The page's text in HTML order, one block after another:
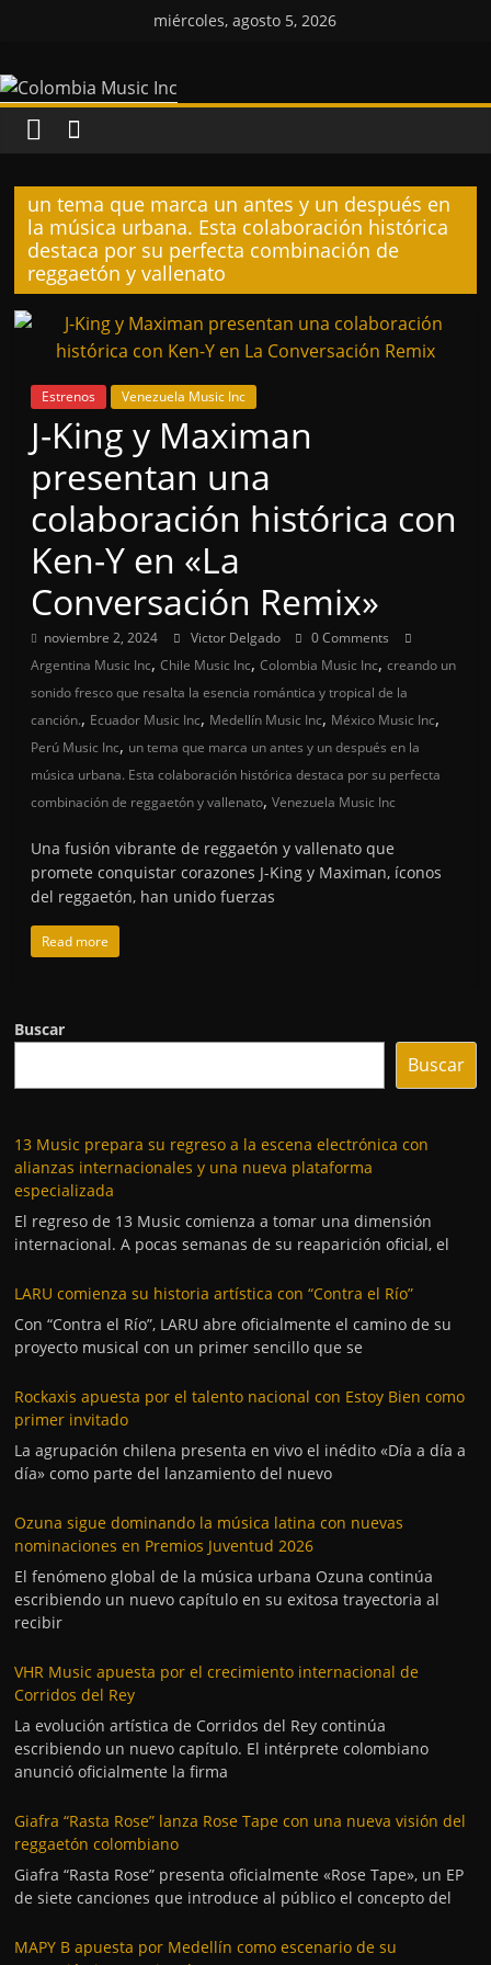
miércoles, agosto 5, 2026
Colombia
Music
Inc
Colombia
Music
Inc
un tema que marca un antes y un después en
la música urbana. Esta colaboración histórica
destaca por su perfecta combinación de
reggaetón y vallenato
Estrenos Venezuela Music Inc
J-King y Maximan
presentan una
colaboración histórica con
Ken-Y en «La
Conversación Remix»
noviembre 2, 2024 Victor Delgado
0 Comments
Argentina Music Inc,Chile Music Inc,Colombia Music Inc,creando un
sonido fresco que resalta la esencia romántica y tropical de la
canción., Ecuador Music Inc, Medellín Music Inc, México Music Inc,
Perú Music Inc, un tema que marca un antes y un después en la
música urbana. Esta colaboración histórica destaca por su perfecta
combinación de reggaetón y vallenato,Venezuela Music Inc
Una fusión vibrante de reggaetón y vallenato que
promete conquistar corazones J-King y Maximan, íconos
del reggaetón, han unido fuerzas
Read more
Buscar
Buscar
13 Music prepara su regreso a la escena electrónica con
alianzas internacionales y una nueva plataforma
especializada
El regreso de 13 Music comienza a tomar una dimensión
internacional. A pocas semanas de su reaparición oficial, el
LARU comienza su historia artística con “Contra el Río”
Con “Contra el Río”, LARU abre oficialmente el camino de su
proyecto musical con un primer sencillo que se
Rockaxis apuesta por el talento nacional con Estoy Bien como
primer invitado
La agrupación chilena presenta en vivo el inédito «Día a día a
día» como parte del lanzamiento del nuevo
Ozuna sigue dominando la música latina con nuevas
nominaciones en Premios Juventud 2026
El fenómeno global de la música urbana Ozuna continúa
escribiendo un nuevo capítulo en su exitosa trayectoria al
recibir
VHR Music apuesta por el crecimiento internacional de
Corridos del Rey
La evolución artística de Corridos del Rey continúa
escribiendo un nuevo capítulo. El intérprete colombiano
anunció oficialmente la firma
Giafra “Rasta Rose” lanza Rose Tape con una nueva visión del
reggaetón colombiano
Giafra “Rasta Rose” presenta oficialmente «Rose Tape», un EP
de siete canciones que introduce al público el concepto del
MAPY B apuesta por Medellín como escenario de su